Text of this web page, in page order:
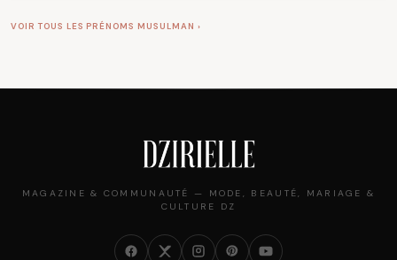
VOIR TOUS LES PRÉNOMS MUSULMAN ›
MAGAZINE & COMMUNAUTÉ — MODE, BEAUTÉ, MARIAGE &
CULTURE DZ